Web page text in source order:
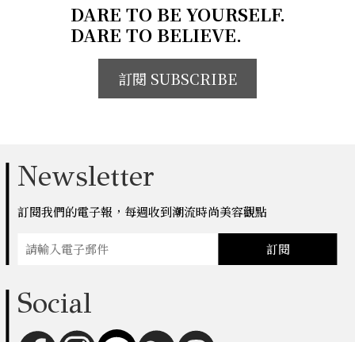
DARE TO BE YOURSELF.
DARE TO BELIEVE.
訂閱 SUBSCRIBE
Newsletter
訂閱我們的電子報，每週收到潮流時尚美容觀點
訂閱
Social